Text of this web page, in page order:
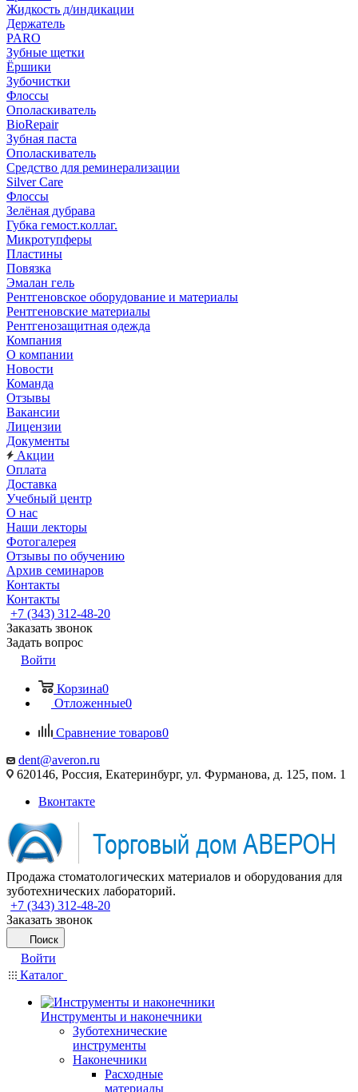
Жидкость д/индикации
Держатель
PARO
Зубные щетки
Ёршики
Зубочистки
Флоссы
Ополаскиватель
BioRepair
Зубная паста
Ополаскиватель
Средство для реминерализации
Silver Care
Флоссы
Зелёная дубрава
Губка гемост.коллаг.
Микротупферы
Пластины
Повязка
Эмалан гель
Рентгеновское оборудование и материалы
Рентгеновские материалы
Рентгенозащитная одежда
Компания
О компании
Новости
Команда
Отзывы
Вакансии
Лицензии
Документы
Акции
Оплата
Доставка
Учебный центр
О нас
Наши лекторы
Фотогалерея
Отзывы по обучению
Архив семинаров
Контакты
Контакты
+7 (343) 312-48-20
Заказать звонок
Задать вопрос
Войти
Корзина0
Отложенные0
Сравнение товаров0
dent@averon.ru
620146, Россия, Екатеринбург, ул. Фурманова, д. 125, пом. 1
Вконтакте
Продажа стоматологических материалов и оборудования для
зуботехнических лабораторий.
+7 (343) 312-48-20
Заказать звонок
Поиск
Войти
Каталог
Инструменты и наконечники
Зуботехнические
инструменты
Наконечники
Расходные
материалы